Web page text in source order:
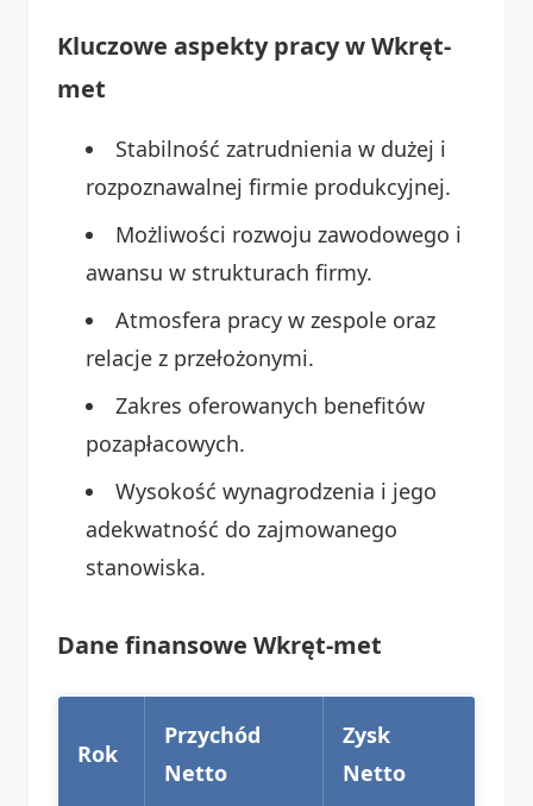
Kluczowe aspekty pracy w Wkręt-
met
Stabilność zatrudnienia w dużej i
rozpoznawalnej firmie produkcyjnej.
Możliwości rozwoju zawodowego i
awansu w strukturach firmy.
Atmosfera pracy w zespole oraz
relacje z przełożonymi.
Zakres oferowanych benefitów
pozapłacowych.
Wysokość wynagrodzenia i jego
adekwatność do zajmowanego
stanowiska.
Dane finansowe Wkręt-met
Rok
Przychód
Netto
Zysk
Netto